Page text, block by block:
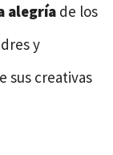
alegría de los
y
sus creativas